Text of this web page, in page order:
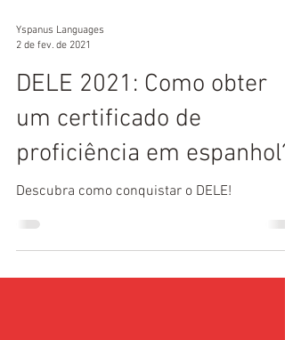
Yspanus Languages
2 de fev. de 2021
DELE 2021: Como obter
um certificado de
proficiência em espanhol?